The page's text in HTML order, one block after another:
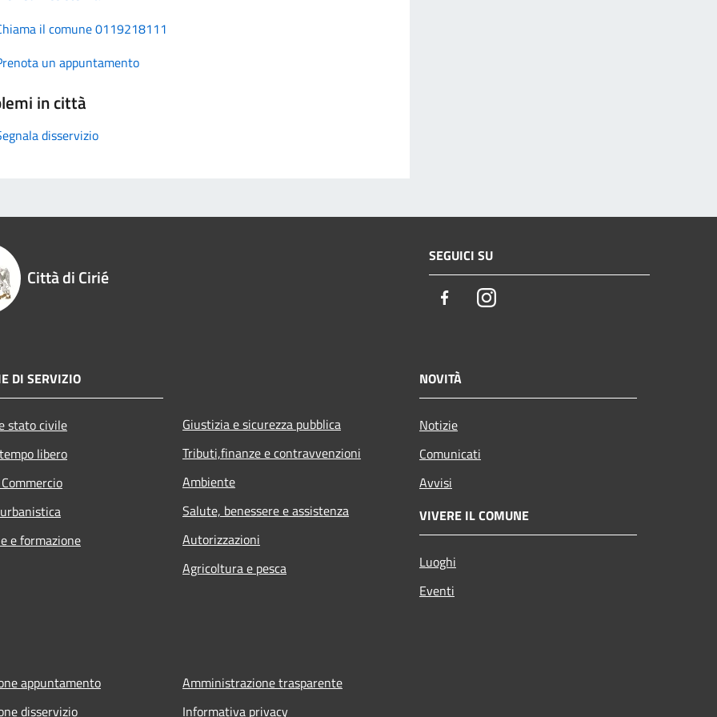
il comune 0119218111
un appuntamento
in città
disservizio
Città di Cirié
SEGUICI SU
FacebookInstagram
DI SERVIZIO
stato civile
libero
e formazione
Giustizia e sicurezza pubblica
Tributi,finanze e contravvenzioni
Ambiente
Salute, benessere e assistenza
Autorizzazioni
Agricoltura e pesca
NOVITÀ
Notizie
Comunicati
Avvisi
VIVERE IL COMUNE
Luoghi
Eventi
appuntamento
disservizio
Amministrazione trasparente
Informativa privacy